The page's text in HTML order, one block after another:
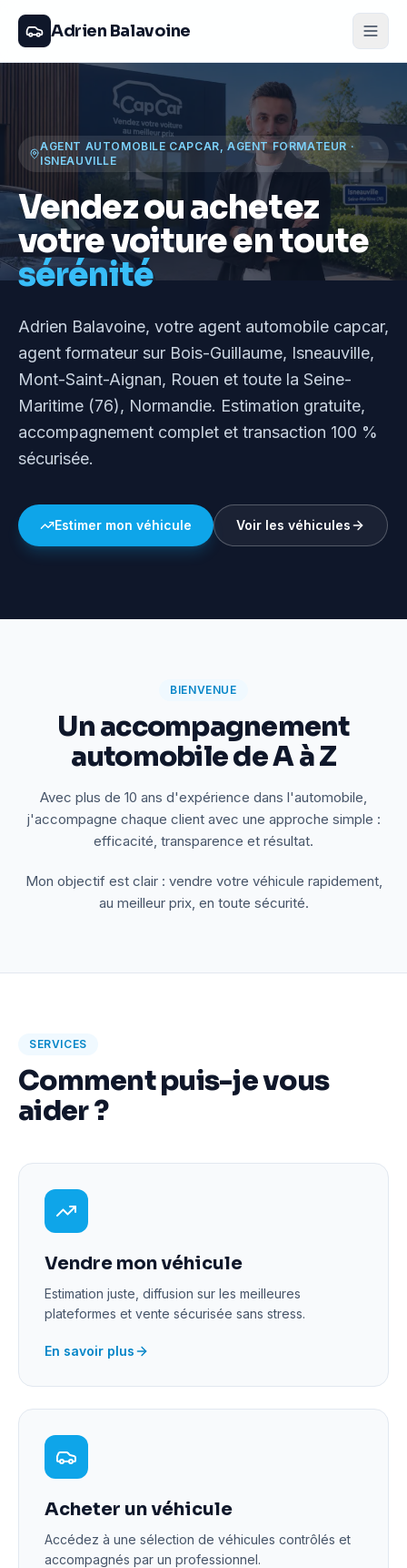
Adrien Balavoine
AGENT AUTOMOBILE CAPCAR, AGENT FORMATEUR ·
ISNEAUVILLE
Vendez ou achetez
votre voiture en toute
sérénité
Adrien Balavoine, votre agent automobile capcar,
agent formateur sur Bois-Guillaume, Isneauville,
Mont-Saint-Aignan, Rouen et toute la Seine-
Maritime (76), Normandie. Estimation gratuite,
accompagnement complet et transaction 100 %
sécurisée.
Estimer mon véhicule Voir les véhicules
BIENVENUE
Un accompagnement
automobile de A à Z
Avec plus de 10 ans d'expérience dans l'automobile,
j'accompagne chaque client avec une approche simple :
efficacité, transparence et résultat.
Mon objectif est clair : vendre votre véhicule rapidement,
au meilleur prix, en toute sécurité.
SERVICES
Comment puis-je vous
aider ?
Vendre mon véhicule
Estimation juste, diffusion sur les meilleures
plateformes et vente sécurisée sans stress.
En savoir plus
Acheter un véhicule
Accédez à une sélection de véhicules contrôlés et
accompagnés par un professionnel.